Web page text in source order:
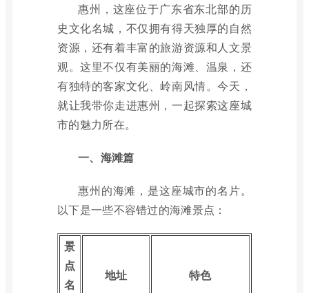
惠州，这座位于广东省东北部的历
史文化名城，不仅拥有得天独厚的自然
资源，还有着丰富的旅游资源和人文景
观。这里不仅有美丽的海滩、温泉，还
有独特的客家文化、岭南风情。今天，
就让我带你走进惠州，一起探索这座城
市的魅力所在。
一、海滩篇
惠州的海滩，是这座城市的名片。
以下是一些不容错过的海滩景点：
景
点
名
地址 特色